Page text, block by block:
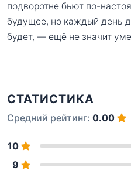
подворотне бьют по-
будущее, но каждый день
будет, — ещё не значит
СТАТИСТИКА
Средний рейтинг: 0.00
10
9